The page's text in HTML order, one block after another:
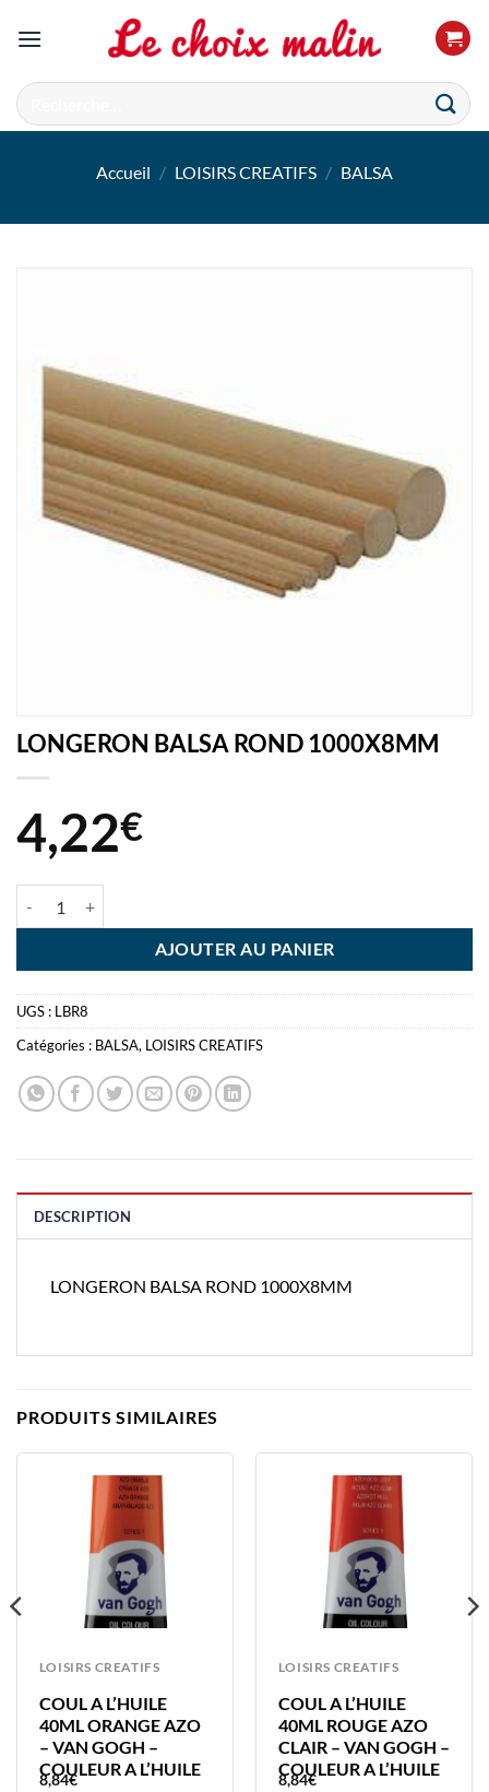
Recherche
pour :
Accueil / LOISIRS CREATIFS / BALSA
LONGERON BALSA ROND 1000X8MM
4,22€
AJOUTER AU PANIER
UGS : LBR8
Catégories : BALSA, LOISIRS CREATIFS
DESCRIPTION
LONGERON BALSA ROND 1000X8MM
PRODUITS SIMILAIRES
LOISIRS CREATIFS
COUL A L’HUILE
40ML ORANGE AZO
– VAN GOGH –
COULEUR A L’HUILE
8,84€
LOISIRS CREATIFS
COUL A L’HUILE
40ML ROUGE AZO
CLAIR – VAN GOGH –
COULEUR A L’HUILE
8,84€